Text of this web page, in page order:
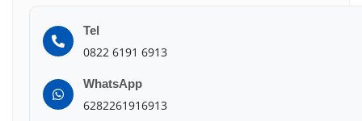
Tel
0822 6191 6913
WhatsApp
6282261916913